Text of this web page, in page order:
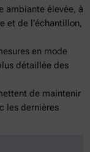
ambiante élevée, à
et de l'échantillon,
en mode
détaillée des
de maintenir
les dernières